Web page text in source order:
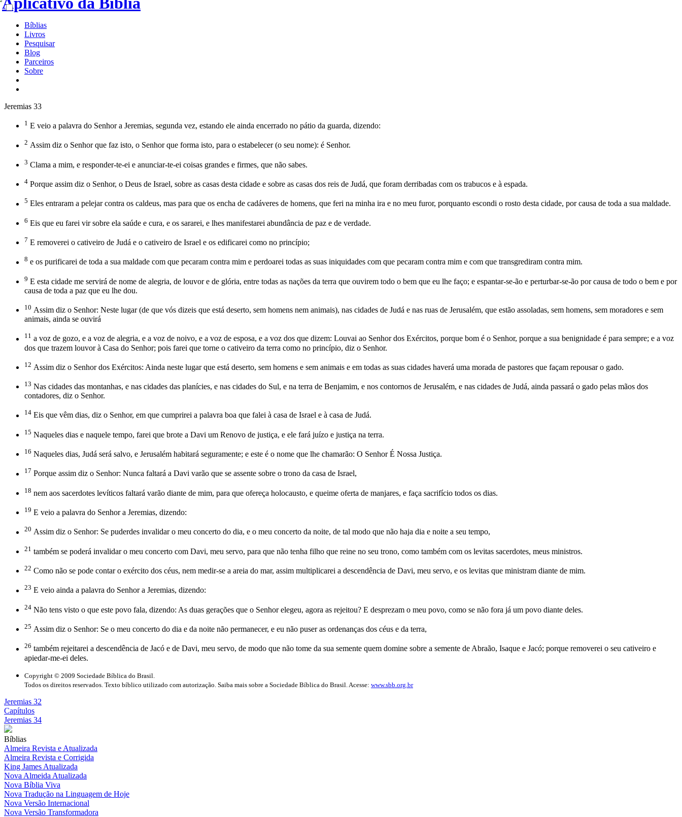
Bíblias
Livros
Pesquisar
Blog
Parceiros
Sobre
Jeremias 33
1 E veio a palavra do Senhor a Jeremias, segunda vez, estando ele ainda encerrado no pátio da guarda, dizendo:
2 Assim diz o Senhor que faz isto, o Senhor que forma isto, para o estabelecer (o seu nome): é Senhor.
3 Clama a mim, e responder-te-ei e anunciar-te-ei coisas grandes e firmes, que não sabes.
4 Porque assim diz o Senhor, o Deus de Israel, sobre as casas desta cidade e sobre as casas dos reis de Judá, que foram derribadas com os trabucos e à espada.
5 Eles entraram a pelejar contra os caldeus, mas para que os encha de cadáveres de homens, que feri na minha ira e no meu furor, porquanto escondi o rosto desta cidade, por causa de toda a sua maldade.
6 Eis que eu farei vir sobre ela saúde e cura, e os sararei, e lhes manifestarei abundância de paz e de verdade.
7 E removerei o cativeiro de Judá e o cativeiro de Israel e os edificarei como no princípio;
8 e os purificarei de toda a sua maldade com que pecaram contra mim e perdoarei todas as suas iniquidades com que pecaram contra mim e com que transgrediram contra mim.
9 E esta cidade me servirá de nome de alegria, de louvor e de glória, entre todas as nações da terra que ouvirem todo o bem que eu lhe faço; e espantar-se-ão e perturbar-se-ão por causa de todo o bem e por
causa de toda a paz que eu lhe dou.
10 Assim diz o Senhor: Neste lugar (de que vós dizeis que está deserto, sem homens nem animais), nas cidades de Judá e nas ruas de Jerusalém, que estão assoladas, sem homens, sem moradores e sem
animais, ainda se ouvirá
11 a voz de gozo, e a voz de alegria, e a voz de noivo, e a voz de esposa, e a voz dos que dizem: Louvai ao Senhor dos Exércitos, porque bom é o Senhor, porque a sua benignidade é para sempre; e a voz
dos que trazem louvor à Casa do Senhor; pois farei que torne o cativeiro da terra como no princípio, diz o Senhor.
12 Assim diz o Senhor dos Exércitos: Ainda neste lugar que está deserto, sem homens e sem animais e em todas as suas cidades haverá uma morada de pastores que façam repousar o gado.
13 Nas cidades das montanhas, e nas cidades das planícies, e nas cidades do Sul, e na terra de Benjamim, e nos contornos de Jerusalém, e nas cidades de Judá, ainda passará o gado pelas mãos dos
contadores, diz o Senhor.
14 Eis que vêm dias, diz o Senhor, em que cumprirei a palavra boa que falei à casa de Israel e à casa de Judá.
15 Naqueles dias e naquele tempo, farei que brote a Davi um Renovo de justiça, e ele fará juízo e justiça na terra.
16 Naqueles dias, Judá será salvo, e Jerusalém habitará seguramente; e este é o nome que lhe chamarão: O Senhor É Nossa Justiça.
17 Porque assim diz o Senhor: Nunca faltará a Davi varão que se assente sobre o trono da casa de Israel,
18 nem aos sacerdotes levíticos faltará varão diante de mim, para que ofereça holocausto, e queime oferta de manjares, e faça sacrifício todos os dias.
19 E veio a palavra do Senhor a Jeremias, dizendo:
20 Assim diz o Senhor: Se puderdes invalidar o meu concerto do dia, e o meu concerto da noite, de tal modo que não haja dia e noite a seu tempo,
21 também se poderá invalidar o meu concerto com Davi, meu servo, para que não tenha filho que reine no seu trono, como também com os levitas sacerdotes, meus ministros.
22 Como não se pode contar o exército dos céus, nem medir-se a areia do mar, assim multiplicarei a descendência de Davi, meu servo, e os levitas que ministram diante de mim.
23 E veio ainda a palavra do Senhor a Jeremias, dizendo:
24 Não tens visto o que este povo fala, dizendo: As duas gerações que o Senhor elegeu, agora as rejeitou? E desprezam o meu povo, como se não fora já um povo diante deles.
25 Assim diz o Senhor: Se o meu concerto do dia e da noite não permanecer, e eu não puser as ordenanças dos céus e da terra,
26 também rejeitarei a descendência de Jacó e de Davi, meu servo, de modo que não tome da sua semente quem domine sobre a semente de Abraão, Isaque e Jacó; porque removerei o seu cativeiro e
apiedar-me-ei deles.
Copyright © 2009 Sociedade Bíblica do Brasil.
Todos os direitos reservados. Texto bíblico utilizado com autorização. Saiba mais sobre a Sociedade Bíblica do Brasil. Acesse: www.sbb.org.br
Jeremias 32
Capítulos
Jeremias 34
Bíblias
Almeira Revista e Atualizada
Almeira Revista e Corrigida
King James Atualizada
Nova Almeida Atualizada
Nova Bíblia Viva
Nova Tradução na Linguagem de Hoje
Nova Versão Internacional
Nova Versão Transformadora